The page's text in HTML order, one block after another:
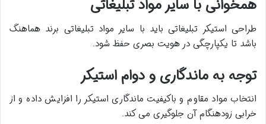
همخوانی با سایر مواد تبلیغاتی
طراحی استیکر تبلیغاتی باید با سایر مواد تبلیغاتی برند هماهنگ
باشد تا یکپارچگی در هویت بصری حفظ شود.
توجه به ماندگاری و دوام استیکر
انتخاب مواد مقاوم و باکیفیت ماندگاری استیکر را افزایش داده و از
خرابی زودهنگام آن جلوگیری می کند.​